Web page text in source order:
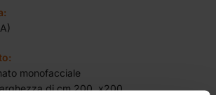
monofacciale
di cm 200 x200